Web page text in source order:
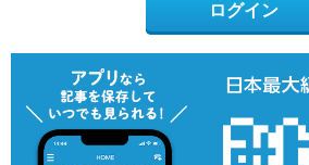
ログイン